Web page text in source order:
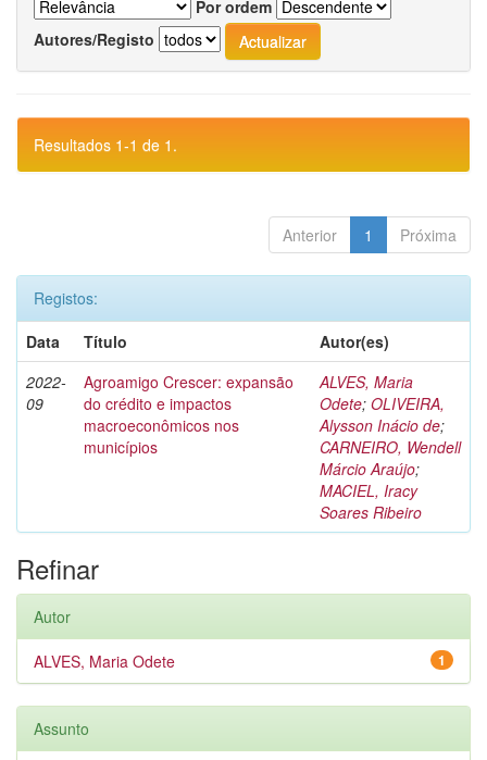
Por ordem
Autores/Registo
Resultados 1-1 de 1.
Anterior 1 Próxima
Registos:
Data
Título
Autor(es)
2022-
09
Agroamigo Crescer: expansão
do crédito e impactos
macroeconômicos nos
municípios
ALVES, Maria
Odete; OLIVEIRA,
Alysson Inácio de;
CARNEIRO, Wendell
Márcio Araújo;
MACIEL, Iracy
Soares Ribeiro
Refinar
Autor
1
ALVES, Maria Odete
Assunto